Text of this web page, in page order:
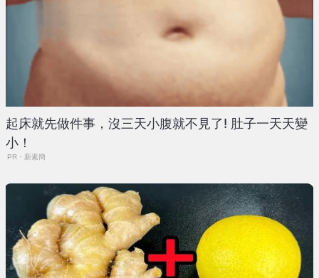
起床就先做件事，沒三天小腹就不見了! 肚子一天天變
小！
PR・新素簡